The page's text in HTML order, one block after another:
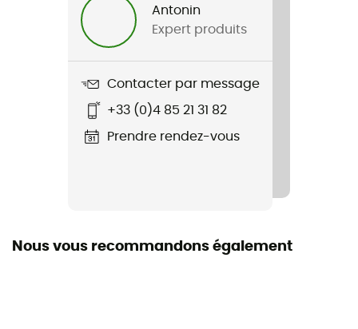
Nom du produit
Imperméabilité
Antonin
Expert produits
Contacter par message
+33 (0)4 85 21 31 82
Prendre rendez-vous
Nous vous recommandons également